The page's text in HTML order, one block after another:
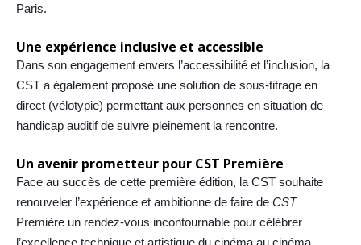
Paris.
Une expérience inclusive et accessible
Dans son engagement envers l’accessibilité et l’inclusion, la
CST a également proposé une solution de sous-titrage en
direct (vélotypie) permettant aux personnes en situation de
handicap auditif de suivre pleinement la rencontre.
Un avenir prometteur pour CST Première
Face au succès de cette première édition, la CST souhaite
renouveler l’expérience et ambitionne de faire de CST
Première un rendez-vous incontournable pour célébrer